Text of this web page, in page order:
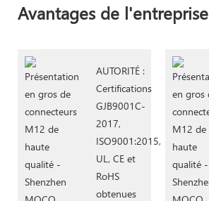
Avantages de l'entreprise
AUTORITÉ :
Certifications
GJB9001C-
2017,
ISO9001:2015,
UL, CE et
RoHS
obtenues